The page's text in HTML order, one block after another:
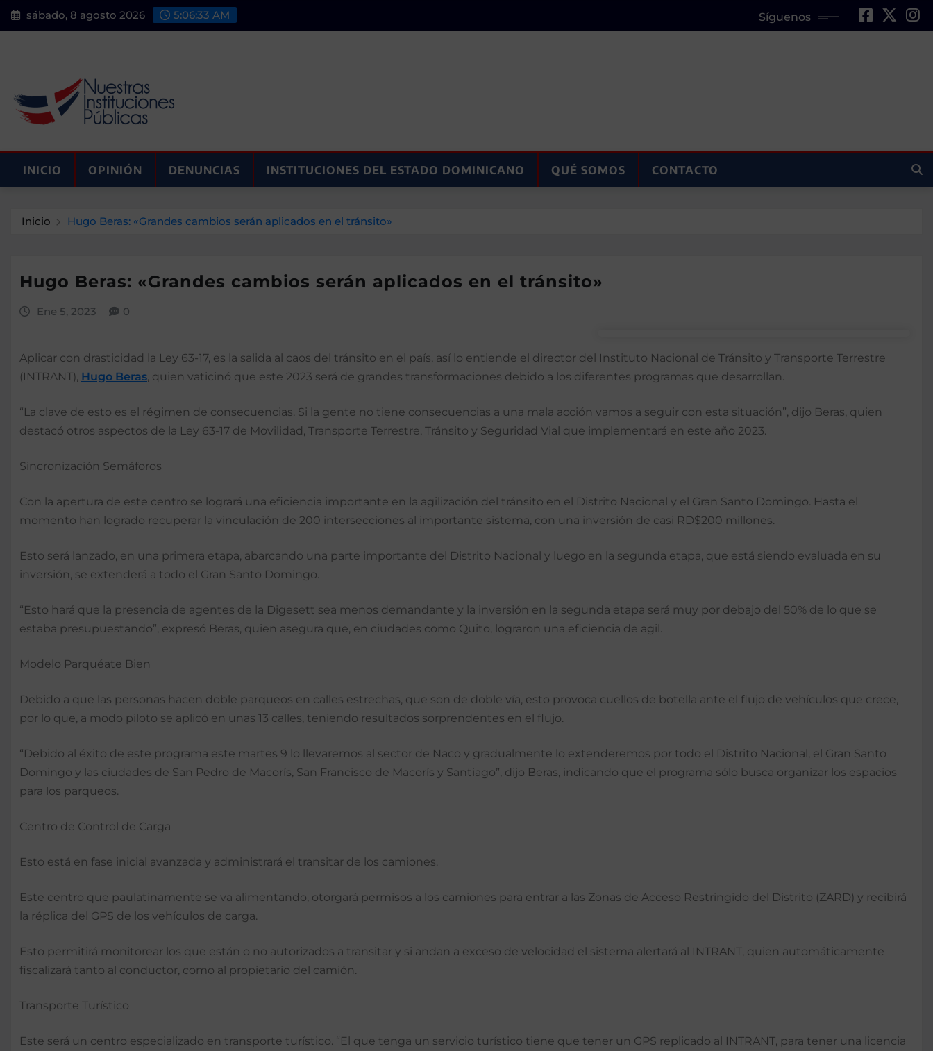
Saltar
al
sábado, 8 agosto 2026 5:06:34 AM Síguenos
INICIO OPINIÓN DENUNCIAS INSTITUCIONES DEL ESTADO DOMINICANO QUÉ SOMOS CONTACTO
Inicio Hugo Beras: «Grandes cambios serán aplicados en el tránsito»
Hugo Beras: «Grandes cambios serán aplicados en el tránsito»
Ene 5, 2023 0
Aplicar con drasticidad la Ley 63-17, es la salida al caos del tránsito en el país, así lo entiende el director del Instituto Nacional de Tránsito y Transporte Terrestre
(INTRANT), Hugo Beras, quien vaticinó que este 2023 será de grandes transformaciones debido a los diferentes programas que desarrollan.
“La clave de esto es el régimen de consecuencias. Si la gente no tiene consecuencias a una mala acción vamos a seguir con esta situación”, dijo Beras, quien
destacó otros aspectos de la Ley 63-17 de Movilidad, Transporte Terrestre, Tránsito y Seguridad Vial que implementará en este año 2023.
Sincronización Semáforos
Con la apertura de este centro se logrará una eficiencia importante en la agilización del tránsito en el Distrito Nacional y el Gran Santo Domingo. Hasta el
momento han logrado recuperar la vinculación de 200 intersecciones al importante sistema, con una inversión de casi RD$200 millones.
Esto será lanzado, en una primera etapa, abarcando una parte importante del Distrito Nacional y luego en la segunda etapa, que está siendo evaluada en su
inversión, se extenderá a todo el Gran Santo Domingo.
“Esto hará que la presencia de agentes de la Digesett sea menos demandante y la inversión en la segunda etapa será muy por debajo del 50% de lo que se
estaba presupuestando”, expresó Beras, quien asegura que, en ciudades como Quito, lograron una eficiencia de agil.
Modelo Parquéate Bien
Debido a que las personas hacen doble parqueos en calles estrechas, que son de doble vía, esto provoca cuellos de botella ante el flujo de vehículos que crece,
por lo que, a modo piloto se aplicó en unas 13 calles, teniendo resultados sorprendentes en el flujo.
“Debido al éxito de este programa este martes 9 lo llevaremos al sector de Naco y gradualmente lo extenderemos por todo el Distrito Nacional, el Gran Santo
Domingo y las ciudades de San Pedro de Macorís, San Francisco de Macorís y Santiago”, dijo Beras, indicando que el programa sólo busca organizar los espacios
para los parqueos.
Centro de Control de Carga
Esto está en fase inicial avanzada y administrará el transitar de los camiones.
Este centro que paulatinamente se va alimentando, otorgará permisos a los camiones para entrar a las Zonas de Acceso Restringido del Distrito (ZARD) y recibirá
la réplica del GPS de los vehículos de carga.
Esto permitirá monitorear los que están o no autorizados a transitar y si andan a exceso de velocidad el sistema alertará al INTRANT, quien automáticamente
fiscalizará tanto al conductor, como al propietario del camión.
Transporte Turístico
Este será un centro especializado en transporte turístico. “El que tenga un servicio turístico tiene que tener un GPS replicado al INTRANT, para tener una licencia